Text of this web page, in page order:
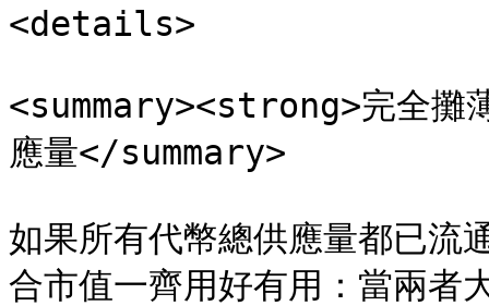
<details>
<summary><strong>完全
應量</summary>
如果所有代幣總供應量都已流
合市值一齊用好有用：當兩者